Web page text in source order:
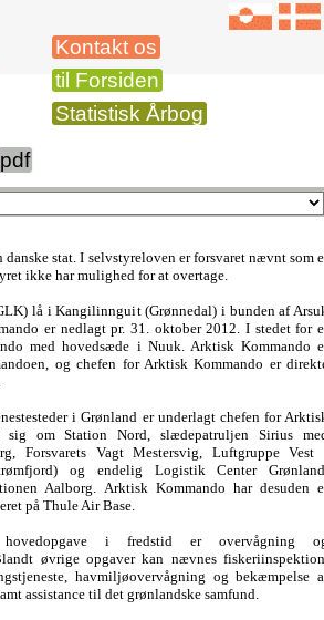
Kontakt os
til Forsiden
Statistisk Årbog
pdf